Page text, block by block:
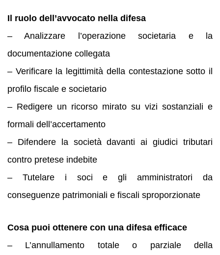
Il ruolo dell’avvocato nella difesa
– Analizzare l’operazione societaria e la
documentazione collegata
– Verificare la legittimità della contestazione sotto il
profilo fiscale e societario
– Redigere un ricorso mirato su vizi sostanziali e
formali dell’accertamento
– Difendere la società davanti ai giudici tributari
contro pretese indebite
– Tutelare i soci e gli amministratori da
conseguenze patrimoniali e fiscali sproporzionate
Cosa puoi ottenere con una difesa efficace
– L’annullamento totale o parziale della